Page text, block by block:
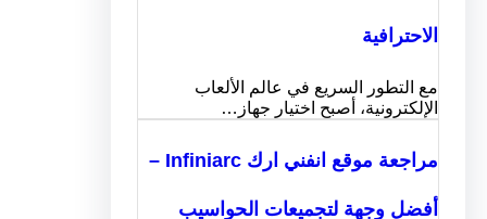
الاحترافية
مع التطور السريع في عالم الألعاب
الإلكترونية، أصبح اختيار جهاز…
مراجعة موقع انفني ارك Infiniarc –
أفضل وجهة لتجميعات الحواسيب